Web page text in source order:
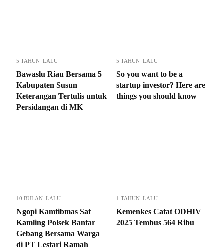
5 TAHUN LALU
Bawaslu Riau Bersama 5
Kabupaten Susun
Keterangan Tertulis untuk
Persidangan di MK
5 TAHUN LALU
So you want to be a
startup investor? Here are
things you should know
10 BULAN LALU
Ngopi Kamtibmas Sat
Kamling Polsek Bantar
Gebang Bersama Warga
di PT Lestari Ramah
1 TAHUN LALU
Kemenkes Catat ODHIV
2025 Tembus 564 Ribu